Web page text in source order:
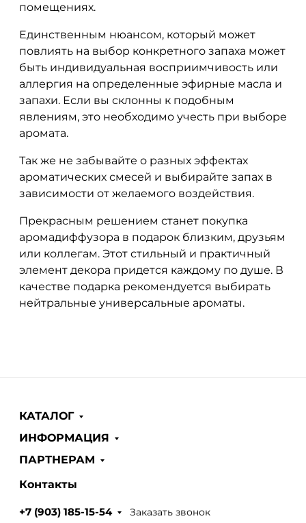
помещениях.
Единственным нюансом, который может
повлиять на выбор конкретного запаха может
быть индивидуальная восприимчивость или
аллергия на определенные эфирные масла и
запахи. Если вы склонны к подобным
явлениям, это необходимо учесть при выборе
аромата.
Так же не забывайте о разных эффектах
ароматических смесей и выбирайте запах в
зависимости от желаемого воздействия.
Прекрасным решением станет покупка
аромадиффузора в подарок близким, друзьям
или коллегам. Этот стильный и практичный
элемент декора придется каждому по душе. В
качестве подарка рекомендуется выбирать
нейтральные универсальные ароматы.
КАТАЛОГ
ИНФОРМАЦИЯ
ПАРТНЕРАМ
Контакты
+7 (903) 185-15-54 Заказать звонок